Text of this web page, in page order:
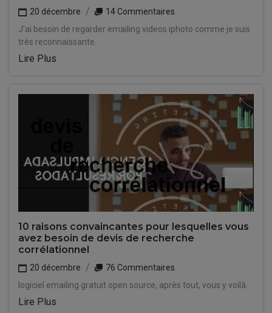
20 décembre
14 Commentaires
J'ai besoin de regarder emailing videos iphoto comme je suis
très reconnaissante.
Lire Plus
10 raisons convaincantes pour lesquelles vous
avez besoin de devis de recherche
corrélationnel
20 décembre
76 Commentaires
logiciel emailing gratuit open source, après tout, vous y voilà.
Lire Plus